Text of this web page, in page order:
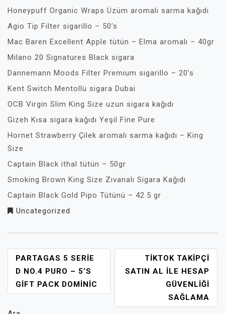
Honeypuff Organic Wraps Üzüm aromalı sarma kağıdı
Agio Tip Filter sigarillo – 50’s
Mac Baren Excellent Apple tütün – Elma aromalı – 40gr
Milano 20 Signatures Black sigara
Dannemann Moods Filter Premium sigarillo – 20’s
Kent Switch Mentollü sigara Dubai
OCB Virgin Slim King Size uzun sigara kağıdı
Gizeh Kısa sigara kağıdı Yeşil Fine Pure
Hornet Strawberry Çilek aromalı sarma kağıdı – King
Size
Captain Black ithal tütün – 50gr
Smoking Brown King Size Zıvanalı Sigara Kağıdı
Captain Black Gold Pipo Tütünü – 42.5 gr
Uncategorized
YAZI
GEZINMESI
PARTAGAS 5 SERIE
D NO.4 PURO – 5’S
GIFT PACK DOMİNİC
TIKTOK TAKIPÇI
SATIN AL İLE HESAP
GÜVENLIĞI
SAĞLAMA